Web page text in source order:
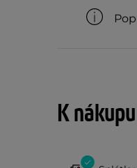
K